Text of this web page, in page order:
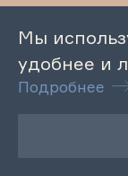
Обзорная
Мы
удобнее и
Подробнее